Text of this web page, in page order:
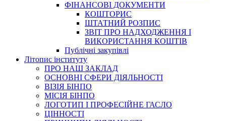
ФІНАНСОВІ ДОКУМЕНТИ
КОШТОРИС
ШТАТНИЙ РОЗПИС
ЗВІТ ПРО НАДХОДЖЕННЯ І
ВИКОРИСТАННЯ КОШТІВ
Публічні закупівлі
Літопис інституту
ПРО НАШ ЗАКЛАД
ОСНОВНІ СФЕРИ ДІЯЛЬНОСТІ
ВІЗІЯ БІНПО
МІСІЯ БІНПО
ЛОГОТИП І ПРОФЕСІЙНЕ ГАСЛО
ЦІННОСТІ